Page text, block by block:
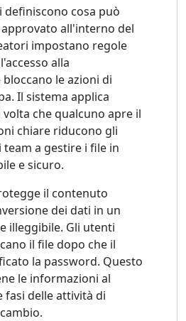
definiscono cosa può
all'interno del
impostano regole
alla
le azioni di
Il sistema applica
che qualcuno apre il
chiare riducono gli
a gestire i file in
e sicuro.
il contenuto
dei dati in un
illeggibile. Gli utenti
il file dopo che il
la password. Questo
le informazioni al
fasi delle attività di